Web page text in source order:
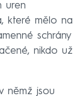
uren
které mělo na
schrány
nikdo už
němž jsou